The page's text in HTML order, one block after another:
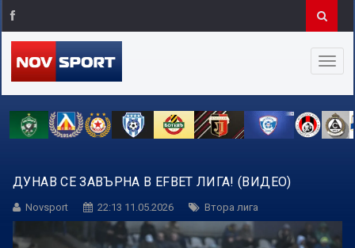
ДУНАВ СЕ ЗАВЪРНА В EFBET ЛИГА! (ВИДЕО)
Novsport 22:13 11.05.2026 Втора лига